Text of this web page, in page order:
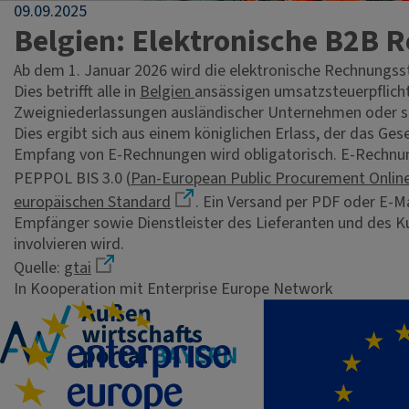
09.09.2025
Belgien: Elektronische B2B
Ab dem 1. Januar 2026 wird die elektronische
Dies betrifft alle in Belgien ansässigen
Zweigniederlassungen ausländischer Unternehmen
Dies ergibt sich aus einem königlichen Erlass, der das
Empfang von E-Rechnungen wird obligatorisch. E-
PEPPOL BIS 3.0 (Pan-European Public Procurement
europäischen Standard
. Ein Versand per PDF oder
Empfänger sowie Dienstleister des Lieferanten und des
involvieren wird.
Quelle: gtai
In Kooperation mit Enterprise Europe Network